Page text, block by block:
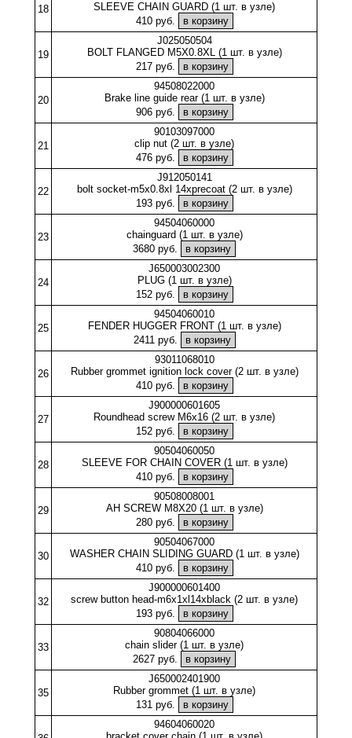
18
SLEEVE CHAIN GUARD (1 шт. в узле)
410 руб.
19
J025050504
BOLT FLANGED M5X0.8XL (1 шт. в узле)
217 руб.
20
94508022000
Brake line guide rear (1 шт. в узле)
906 руб.
21
90103097000
clip nut (2 шт. в узле)
476 руб.
22
J912050141
bolt socket-m5x0.8xl 14xprecoat (2 шт. в узле)
193 руб.
23
94504060000
chainguard (1 шт. в узле)
3680 руб.
24
J650003002300
PLUG (1 шт. в узле)
152 руб.
25
94504060010
FENDER HUGGER FRONT (1 шт. в узле)
2411 руб.
26
93011068010
Rubber grommet ignition lock cover (2 шт. в узле)
410 руб.
27
J900000601605
Roundhead screw M6x16 (2 шт. в узле)
152 руб.
28
90504060050
SLEEVE FOR CHAIN COVER (1 шт. в узле)
410 руб.
29
90508008001
AH SCREW M8X20 (1 шт. в узле)
280 руб.
30
90504067000
WASHER CHAIN SLIDING GUARD (1 шт. в узле)
410 руб.
32
J900000601400
screw button head-m6x1xl14xblack (2 шт. в узле)
193 руб.
33
90804066000
chain slider (1 шт. в узле)
2627 руб.
35
J650002401900
Rubber grommet (1 шт. в узле)
131 руб.
94604060020